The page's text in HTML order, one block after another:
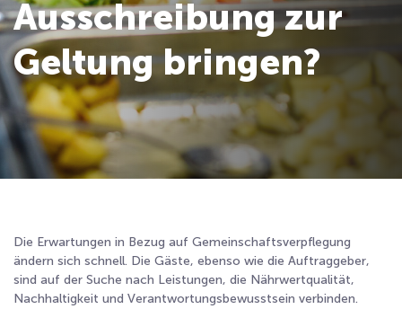
Ausschreibung zur
Geltung bringen?
Die Erwartungen in Bezug auf Gemeinschaftsverpflegung
ändern sich schnell. Die Gäste, ebenso wie die Auftraggeber,
sind auf der Suche nach Leistungen, die Nährwertqualität,
Nachhaltigkeit und Verantwortungsbewusstsein verbinden.